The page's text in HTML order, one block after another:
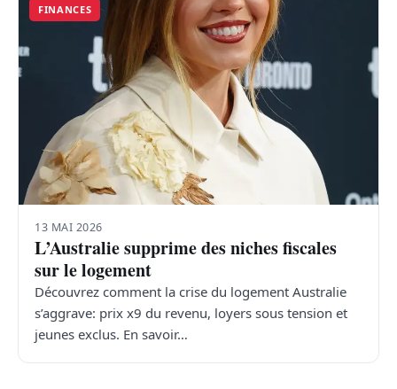
FINANCES
13 MAI 2026
L’Australie supprime des niches fiscales
sur le logement
Découvrez comment la crise du logement Australie
s’aggrave: prix x9 du revenu, loyers sous tension et
jeunes exclus. En savoir…